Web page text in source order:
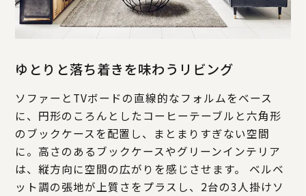
ゆとりと落ち着きを味わうリビング
ソファーとTVボードの直線的なフォルムをベース
に、円形のころんとしたコーヒーテーブルと六角形
のブックケースを配置し、まとまりすぎない空間
に。高さのあるブックケースやグリーンインテリア
は、縦方向に空間の広がりを感じさせます。 ベルベ
ット調の張地が上質さをプラスし、2台の3人掛けソ